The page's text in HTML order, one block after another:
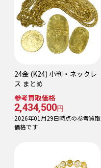
24金 (K24) 小判・ネックレ
ス まとめ
参考買取価格
2,434,500円
2026年01月29日時点の参考買取
価格です